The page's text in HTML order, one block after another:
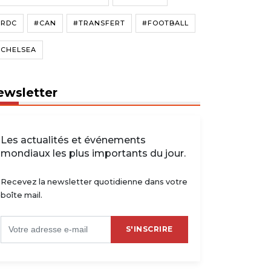
#CAN #TRANSFERT #FOOTBALL
Les actualités et événements
mondiaux les plus importants du jour.
Recevez la newsletter quotidienne dans votre
boîte mail.
S'INSCRIRE